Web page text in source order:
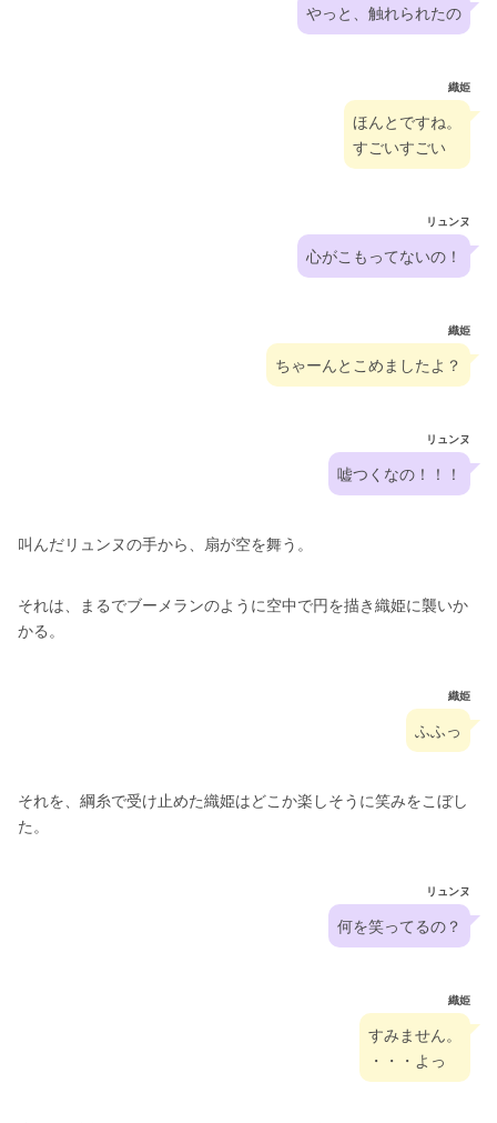
やっと、触れられたの
織姫
ほんとですね。
すごいすごい
リュンヌ
心がこもってないの！
織姫
ちゃーんとこめましたよ？
リュンヌ
嘘つくなの！！！
叫んだリュンヌの手から、扇が空を舞う。
それは、まるでブーメランのように空中で円を描き織姫に襲いか
かる。
織姫
ふふっ
それを、綱糸で受け止めた織姫はどこか楽しそうに笑みをこぼし
た。
リュンヌ
何を笑ってるの？
織姫
すみません。
・・・よっ